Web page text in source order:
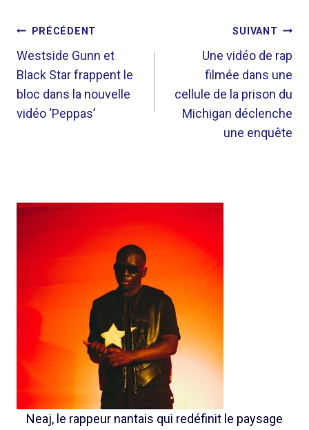
NAVIGATION
DE
L’ARTICLE
PRÉCÉDENT
Westside Gunn et
Black Star frappent le
bloc dans la nouvelle
vidéo ‘Peppas’
SUIVANT
Une vidéo de rap
filmée dans une
cellule de la prison du
Michigan déclenche
une enquête
Neaj, le rappeur nantais qui redéfinit le paysage